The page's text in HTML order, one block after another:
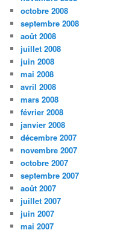
octobre 2008
septembre 2008
août 2008
juillet 2008
juin 2008
mai 2008
avril 2008
mars 2008
février 2008
janvier 2008
décembre 2007
novembre 2007
octobre 2007
septembre 2007
août 2007
juillet 2007
juin 2007
mai 2007